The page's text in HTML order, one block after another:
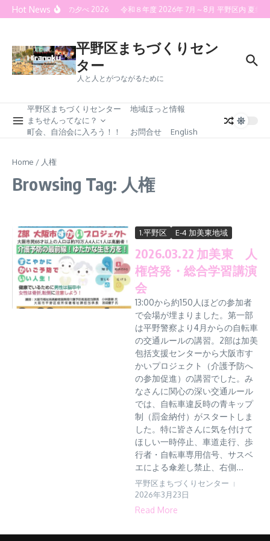
Skip to content
Hot News喜連灯火の夕べ 2026 令和８年度 2026年 7月～8月 平野区内 夏祭
平野区まちづくりセン
ター
人と人とがつながるために
平野区まちづくりセンター
地域ほっと情報
まちせんってなに？
町会、自治会に入ろう！！
お問合せ English
Home / 人権
Browsing Tag: 人権
1.平野区 E-4 加美東地域
2026.03.22 加美東 人
権啓発・総合学習講演
会
13:00から約150人ほどの参加者
で会場が埋まりました。第一部
は平野警察より4月からの自転車
の交通ルールの講習。2部は加美
包括支援センターから大阪市す
かいプロジェクト（介護予防へ
の参加促進）の講習でした。み
なさんに関心の深い交通ルール
では、自転車違反時の青キップ
制（罰金納付）がスタートしま
した。特に皆さんに気を付けて
ほしい一時停止、車道走行、歩
行者・自転車専用信号、サスベ
エによる傘差し禁止、右側...
平野区まちづくりセンター
2026年3月23日
Read More